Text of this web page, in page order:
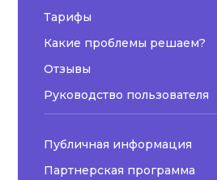
Тарифы
Какие проблемы решаем?
Отзывы
Руководство пользователя
Публичная информация
Партнерская программа